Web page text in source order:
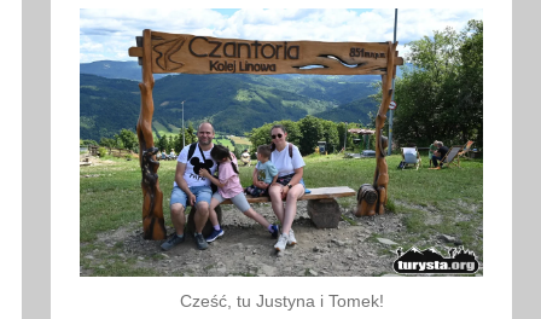
Cześć, tu Justyna i Tomek!